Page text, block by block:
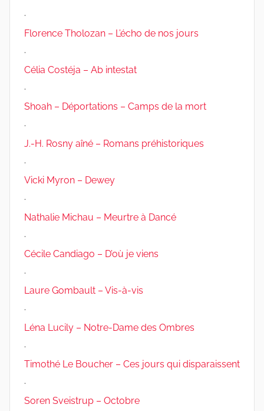
.
Florence Tholozan – L’écho de nos jours
.
Célia Costéja – Ab intestat
.
Shoah – Déportations – Camps de la mort
.
J.-H. Rosny aîné – Romans préhistoriques
.
Vicki Myron – Dewey
.
Nathalie Michau – Meurtre à Dancé
.
Cécile Candiago – D’où je viens
.
Laure Gombault – Vis-à-vis
.
Léna Lucily – Notre-Dame des Ombres
.
Timothé Le Boucher – Ces jours qui disparaissent
.
Soren Sveistrup – Octobre